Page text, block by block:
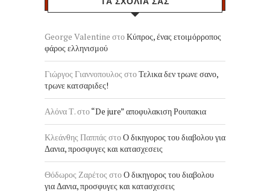
George Valentine στοΚύπρος, ένας ετοιμόρροπος
φάρος ελληνισμού
Γιώργος Γιαννοπουλος στοΤελικα δεν τρωνε σανο,
τρωνε κατσαριδες!
Αλόνα Τ.στο“De jure” αποφυλακιση Ρουπακια
Κλεάνθης Παππάς στοΟ δικηγορος του διαβολου για
Δανια, προσφυγες και κατασχεσεις
Θόδωρος Ζαρέτος στοΟ δικηγορος του διαβολου
για Δανια, προσφυγες και κατασχεσεις